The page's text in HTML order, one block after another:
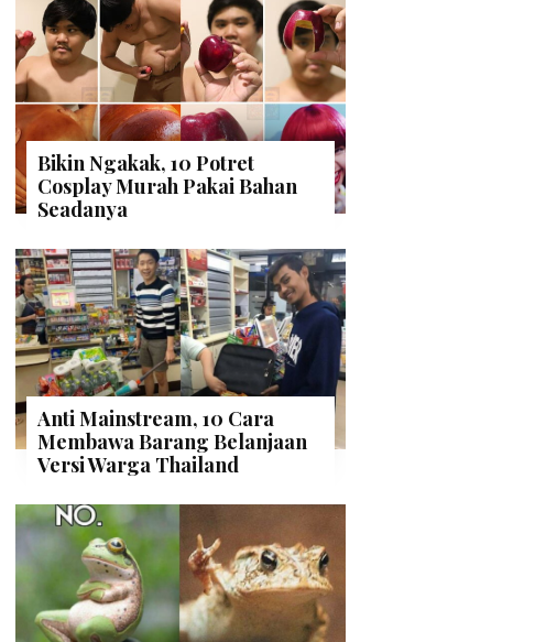
Bikin Ngakak, 10 Potret
Cosplay Murah Pakai Bahan
Seadanya
Anti Mainstream, 10 Cara
Membawa Barang Belanjaan
Versi Warga Thailand